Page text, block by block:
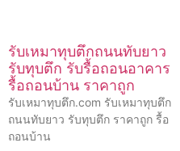
รับเหมาทุบตึกถนนทับยาว
รับทุบตึก รับรื้อถอนอาคาร
รื้อถอนบ้าน ราคาถูก
รับเหมาทุบตึก.com รับเหมาทุบตึก
ถนนทับยาว รับทุบตึก ราคาถูก รื้อ
ถอนบ้าน